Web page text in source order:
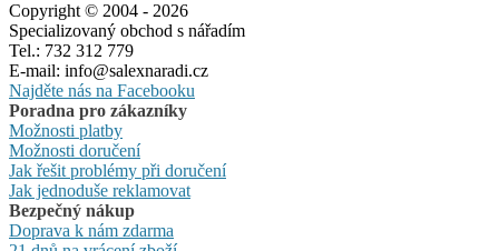
Copyright © 2004 - 2026
Specializovaný obchod s nářadím
Tel.: 732 312 779
E-mail: info@salexnaradi.cz
Najděte nás na Facebooku
Poradna pro zákazníky
Možnosti platby
Možnosti doručení
Jak řešit problémy při doručení
Jak jednoduše reklamovat
Bezpečný nákup
Doprava k nám zdarma